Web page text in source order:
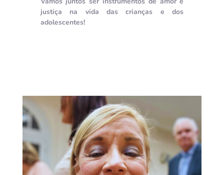
justiça na vida das crianças e dos
adolescentes!